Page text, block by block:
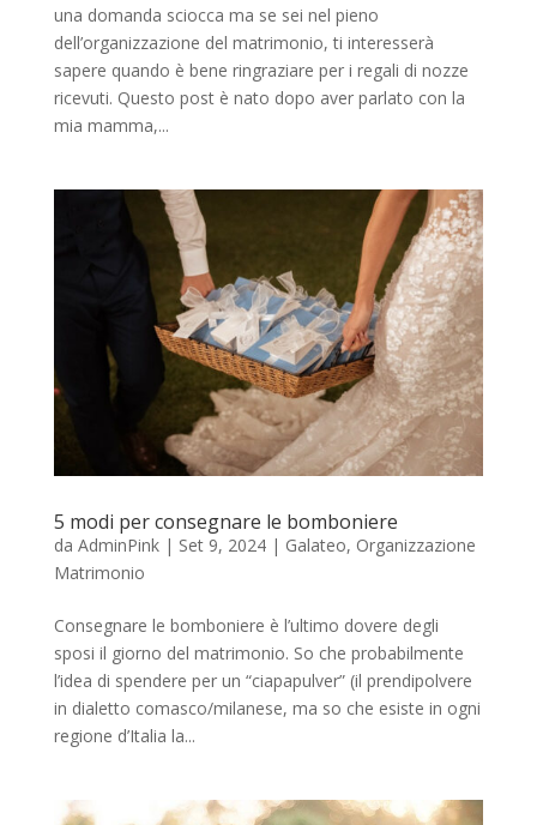
una domanda sciocca ma se sei nel pieno
dell’organizzazione del matrimonio, ti interesserà
sapere quando è bene ringraziare per i regali di nozze
ricevuti. Questo post è nato dopo aver parlato con la
mia mamma,...
5 modi per consegnare le bomboniere
da AdminPink| Set 9, 2024| Galateo, Organizzazione
Matrimonio
Consegnare le bomboniere è l’ultimo dovere degli
sposi il giorno del matrimonio. So che probabilmente
l’idea di spendere per un “ciapapulver” (il prendipolvere
in dialetto comasco/milanese, ma so che esiste in ogni
regione d’Italia la...